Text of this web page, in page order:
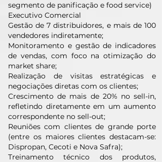
segmento de panificação e food service)
Executivo Comercial
Gestão de 7 distribuidores, e mais de 100
vendedores indiretamente;
Monitoramento e gestão de indicadores
de vendas, com foco na otimização do
market share;
Realização de visitas estratégicas e
negociações diretas com os clientes;
Crescimento de mais de 20% no sell-in,
refletindo diretamente em um aumento
correspondente no sell-out;
Reuniões com clientes de grande porte
(entre os maiores clientes destacam-se:
Dispropan, Cecoti e Nova Safra);
Treinamento técnico dos produtos,